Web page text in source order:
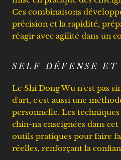
Ces combinaisons
précision et la rapidité,
réagir avec agilité dans un
SELF-DÉFENSE ET
Le Shi Dong Wu n'est pas
d'art, c'est aussi une
personnelle. Les
chin-na enseignées dans
outils pratiques pour faire
réelles, renforçant la